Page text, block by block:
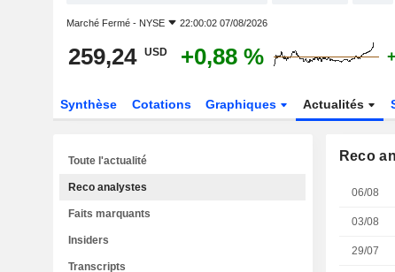
Marché Fermé - NYSE 22:00:02 07/08/2026
259,24 USD +0,88 %
Synthèse Cotations Graphiques Actualités
Reco
06/08
03/08
29/07
Toute l'actualité
Reco analystes
Faits marquants
Insiders
Transcripts